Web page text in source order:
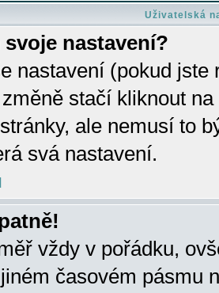
Uživatelská
nastavení?
nastavení (pokud
stačí kliknout
ale nemusí to
svá nastavení.
vždy v pořádku,
časovém pásmu